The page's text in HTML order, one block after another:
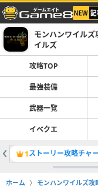
モンハンワイル
イルズ
攻略TOP
最強装備
武器一覧
イベクエ
1ストーリー攻略チャ
ホーム モンハンワイルズ